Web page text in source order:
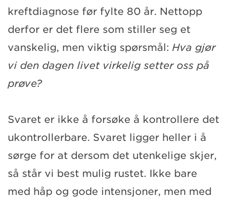
kreftdiagnose før fylte 80 år. Nettopp
derfor er det flere som stiller seg et
vanskelig, men viktig spørsmål: Hva gjør
vi den dagen livet virkelig setter oss på
prøve?
Svaret er ikke å forsøke å kontrollere det
ukontrollerbare. Svaret ligger heller i å
sørge for at dersom det utenkelige skjer,
så står vi best mulig rustet. Ikke bare
med håp og gode intensjoner, men med